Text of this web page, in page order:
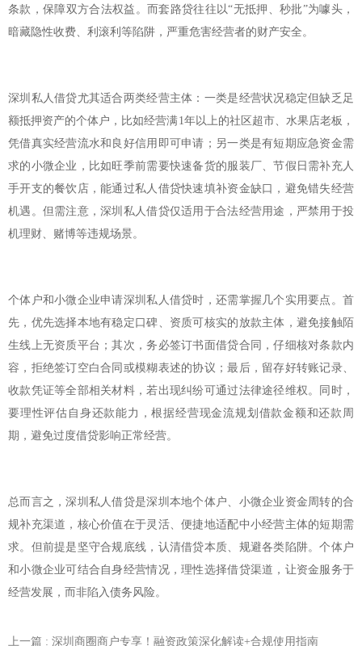
条款，保障双方合法权益。而套路贷往往以“无抵押、秒批”为噱头，
暗藏隐性收费、利滚利等陷阱，严重危害经营者的财产安全。
深圳私人借贷尤其适合两类经营主体：一类是经营状况稳定但缺乏足
额抵押资产的个体户，比如经营满1年以上的社区超市、水果店老板，
凭借真实经营流水和良好信用即可申请；另一类是有短期应急资金需
求的小微企业，比如旺季前需要快速备货的服装厂、节假日需补充人
手开支的餐饮店，能通过私人借贷快速填补资金缺口，避免错失经营
机遇。但需注意，深圳私人借贷仅适用于合法经营用途，严禁用于投
机理财、赌博等违规场景。
个体户和小微企业申请深圳私人借贷时，还需掌握几个实用要点。首
先，优先选择本地有稳定口碑、资质可核实的放款主体，避免接触陌
生线上无资质平台；其次，务必签订书面借贷合同，仔细核对条款内
容，拒绝签订空白合同或模糊表述的协议；最后，留存好转账记录、
收款凭证等全部相关材料，若出现纠纷可通过法律途径维权。同时，
要理性评估自身还款能力，根据经营现金流规划借款金额和还款周
期，避免过度借贷影响正常经营。
总而言之，深圳私人借贷是深圳本地个体户、小微企业资金周转的合
规补充渠道，核心价值在于灵活、便捷地适配中小经营主体的短期需
求。但前提是坚守合规底线，认清借贷本质、规避各类陷阱。个体户
和小微企业可结合自身经营情况，理性选择借贷渠道，让资金服务于
经营发展，而非陷入债务风险。
上一篇 : 深圳商圈商户专享！融资政策深化解读+合规使用指南